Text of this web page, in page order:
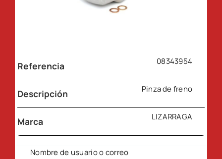
Referencia 08343954
Descripción Pinza de freno
Marca LIZARRAGA
Nombre de usuario o correo